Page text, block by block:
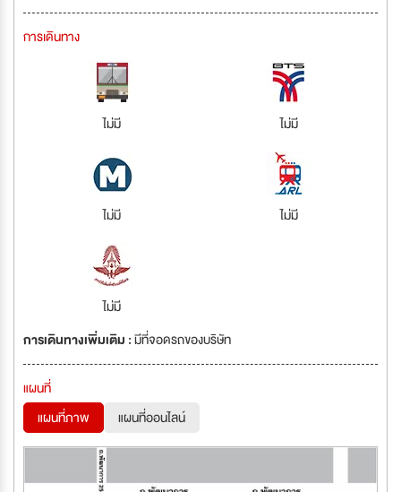
การเดินทาง
ไม่มี ไม่มี
ไม่มี ไม่มี
ไม่มี
การเดินทางเพิ่มเติม :มีที่จอดรถของบริษัท
แผนที่
แผนที่ภาพ
แผนที่ออนไลน์